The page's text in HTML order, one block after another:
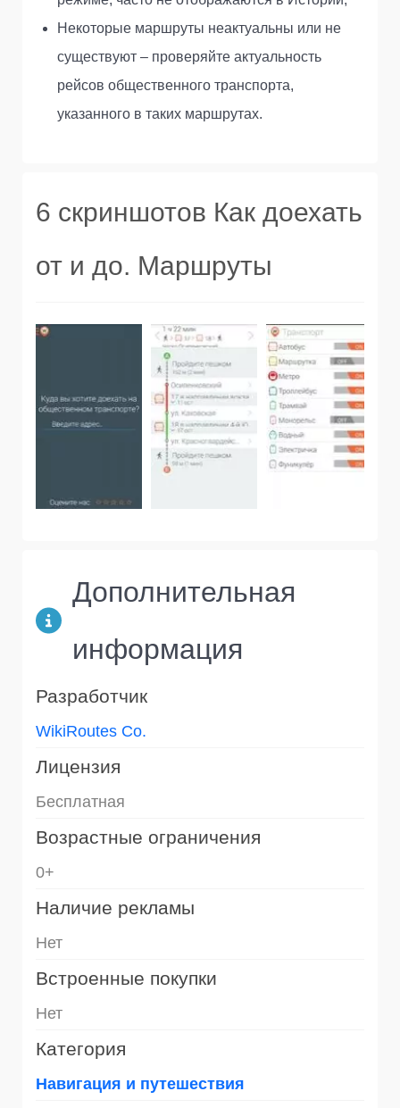
Некоторые маршруты неактуальны или не
существуют – проверяйте актуальность
рейсов общественного транспорта,
указанного в таких маршрутах.
6 скриншотов Как доехать
от и до. Маршруты
Дополнительная
информация
Разработчик
WikiRoutes Co.
Лицензия
Бесплатная
Возрастные ограничения
0+
Наличие рекламы
Нет
Встроенные покупки
Нет
Категория
Навигация и путешествия